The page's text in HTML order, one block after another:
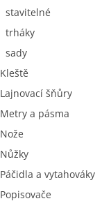
stavitelné
trháky
sady
Kleště
Lajnovací šňůry
Metry a pásma
Nože
Nůžky
Páčidla a vytahováky
Popisovače